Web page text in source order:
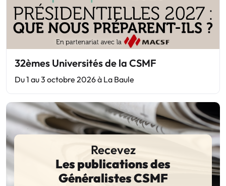
32èmes Universités de la CSMF
Du 1 au 3 octobre 2026 à La Baule
Recevez
Les publications des
Généralistes CSMF